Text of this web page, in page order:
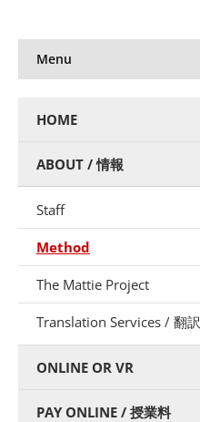
Menu
HOME
ABOUT / 情報
Staff
Method
The Mattie Project
Translation Services / 翻訳
ONLINE OR VR
PAY ONLINE / 授業料